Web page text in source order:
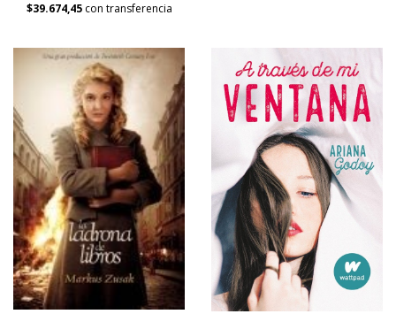
$39.674,45con transferencia